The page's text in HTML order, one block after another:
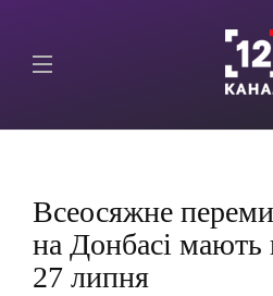
Всеосяжне
на Донбасі мають
27 липня